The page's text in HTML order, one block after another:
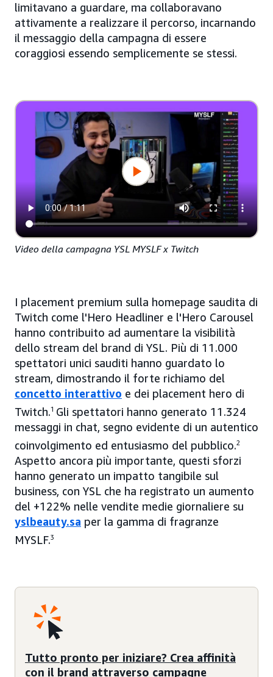
limitavano a guardare, ma collaboravano
attivamente a realizzare il percorso, incarnando
il messaggio della campagna di essere
coraggiosi essendo semplicemente se stessi.
Video della campagna YSL MYSLF x Twitch
I placement premium sulla homepage saudita di
Twitch come l'Hero Headliner e l'Hero Carousel
hanno contribuito ad aumentare la visibilità
dello stream del brand di YSL. Più di 11.000
spettatori unici sauditi hanno guardato lo
stream, dimostrando il forte richiamo del
concetto interattivo e dei placement hero di
Twitch.1 Gli spettatori hanno generato 11.324
messaggi in chat, segno evidente di un autentico
coinvolgimento ed entusiasmo del pubblico.2
Aspetto ancora più importante, questi sforzi
hanno generato un impatto tangibile sul
business, con YSL che ha registrato un aumento
del +122% nelle vendite medie giornaliere su
yslbeauty.sa per la gamma di fragranze
MYSLF.3
Tutto pronto per iniziare? Crea affinità
con il brand attraverso campagne